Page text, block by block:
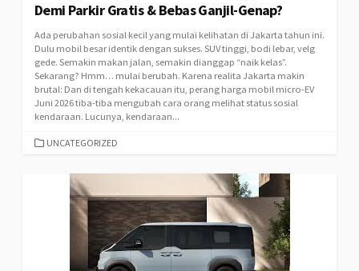
Demi Parkir Gratis & Bebas Ganjil-Genap?
Ada perubahan sosial kecil yang mulai kelihatan di Jakarta tahun ini.
Dulu mobil besar identik dengan sukses. SUV tinggi, bodi lebar, velg
gede. Semakin makan jalan, semakin dianggap “naik kelas”.
Sekarang? Hmm… mulai berubah. Karena realita Jakarta makin
brutal: Dan di tengah kekacauan itu, perang harga mobil micro-EV
Juni 2026 tiba-tiba mengubah cara orang melihat status sosial
kendaraan. Lucunya, kendaraan...
CATEGORIES
UNCATEGORIZED